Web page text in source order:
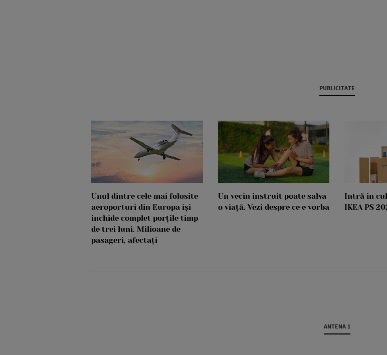
PUBLICITATE
Unul dintre cele mai folosite
aeroporturi din Europa își
închide complet porțile timp
de trei luni. Milioane de
pasageri, afectați
Un vecin instruit poate salva
o viață. Vezi despre ce e vorba
Intră în
IKEA PS
ANTENA 1